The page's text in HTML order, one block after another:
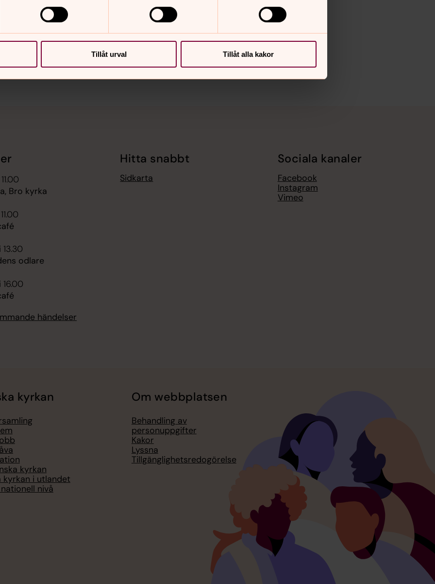
Tillåt urval Tillåt alla kakor
Bro kyrka
odlare
16.00
händelser
Hitta snabbt
Sidkarta
Sociala kanaler
Facebook
Instagram
Vimeo
kyrkan
kyrkan
kyrkan i utlandet
nivå
Om webbplatsen
Behandling av
personuppgifter
Kakor
Lyssna
Tillgänglighetsredogörelse